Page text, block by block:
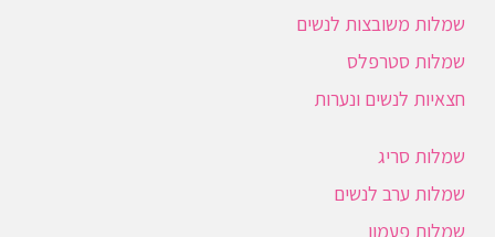
שמלות משובצות לנשים
שמלות סטרפלס
חצאיות לנשים ונערות
שמלות סריג
שמלות ערב לנשים
שמלות פעמון